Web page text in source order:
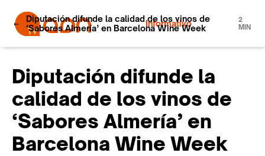
Informativo
Diputación difunde la calidad de los vinos de
‘Sabores Almería’ en Barcelona Wine Week
2
MIN
Diputación difunde la
calidad de los vinos de
‘Sabores Almería’ en
Barcelona Wine Week